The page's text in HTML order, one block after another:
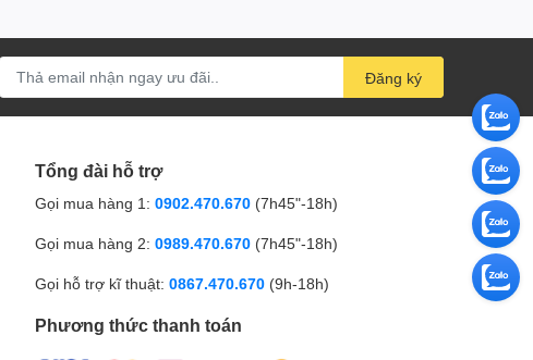
Đăng ký
Tổng đài hỗ trợ
Gọi mua hàng 1: 0902.470.670 (7h45"-18h)
Gọi mua hàng 2: 0989.470.670 (7h45"-18h)
Gọi hỗ trợ kĩ thuật: 0867.470.670 (9h-18h)
Phương thức thanh toán